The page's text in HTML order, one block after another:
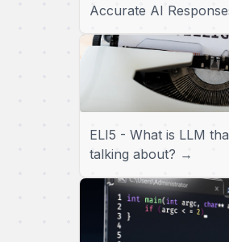
Accurate AI
ELI5 - What is LLM
talking about? →